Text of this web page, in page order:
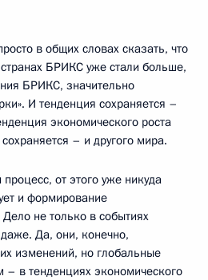
в общих словах сказать, что
БРИКС уже стали больше,
БРИКС, значительно
И тенденция сохраняется –
экономического роста
– и другого мира.
от этого уже никуда
и формирование
не только в событиях
Да, они, конечно,
изменений, но глобальные
– в тенденциях экономического